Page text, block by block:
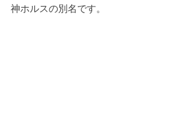
神ホルスの別名です。